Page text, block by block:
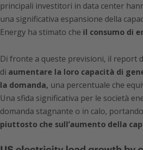
principali investitori in data center
una significativa espansione della
Energy ha stimato che il consumo di
Di fronte a queste previsioni, il report
di aumentare la loro capacità di
la domanda, una percentuale che
Una sfida significativa per le società
domanda stagnante o in calo,
piuttosto che sull’aumento della